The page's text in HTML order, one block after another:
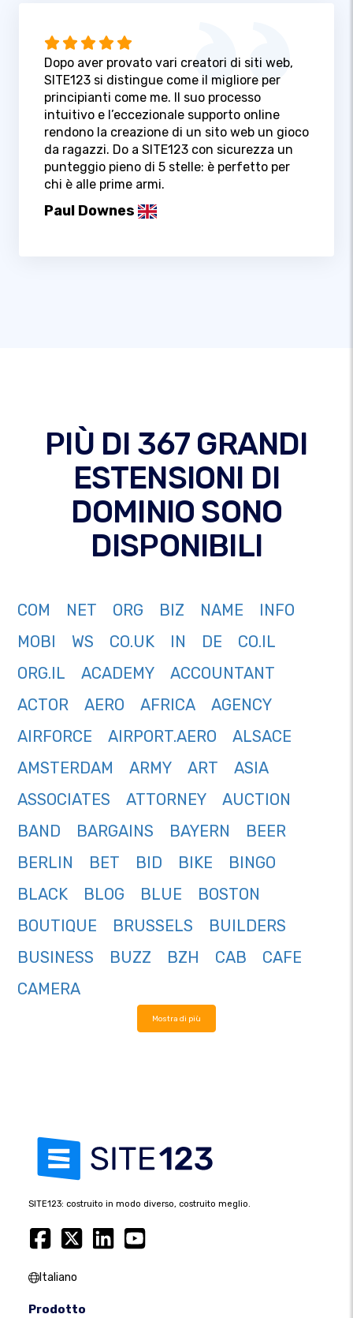
Dopo aver provato vari creatori di siti web,
SITE123 si distingue come il migliore per
principianti come me. Il suo processo
intuitivo e l’eccezionale supporto online
rendono la creazione di un sito web un gioco
da ragazzi. Do a SITE123 con sicurezza un
punteggio pieno di 5 stelle: è perfetto per
chi è alle prime armi.
Paul Downes
PIÙ DI 367 GRANDI
ESTENSIONI DI
DOMINIO SONO
DISPONIBILI
COM NET ORG BIZ NAME
INFO
MOBI
WS CO.UK IN DE
CO.IL
ORG.IL
ACADEMY
ACCOUNTANT
ACTOR
AERO AFRICA
AGENCY
AIRFORCE
AIRPORT.AERO
ALSACE
AMSTERDAM
ARMY ART
ASIA
ASSOCIATES
ATTORNEY
AUCTION
BAND
BARGAINS BAYERN
BEER
BERLIN
BET BID BIKE
BINGO
BLACK
BLOG BLUE
BOSTON
BOUTIQUE
BRUSSELS
BUILDERS
BUSINESS
BUZZ BZH CAB
CAFE
CAMERA
Mostra di più
SITE123: costruito in modo diverso, costruito meglio.
Italiano
Prodotto